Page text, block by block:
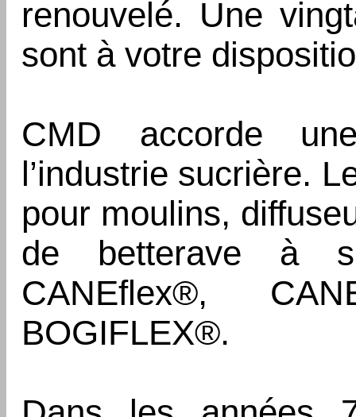
renouvelé. Une
sont à votre
CMD accorde
l’industrie sucrière.
pour moulins,
de betterave à
CANEflex®,
BOGIFLEX®.